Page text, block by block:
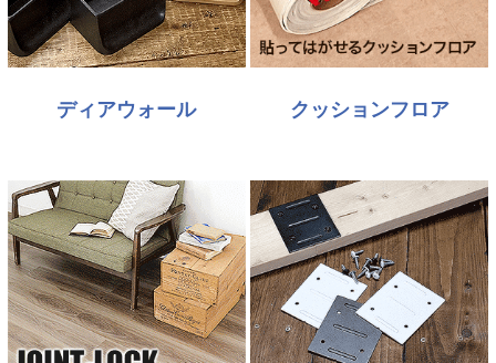
ディアウォール クッションフロア